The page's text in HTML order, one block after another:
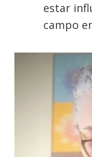
estar
campo